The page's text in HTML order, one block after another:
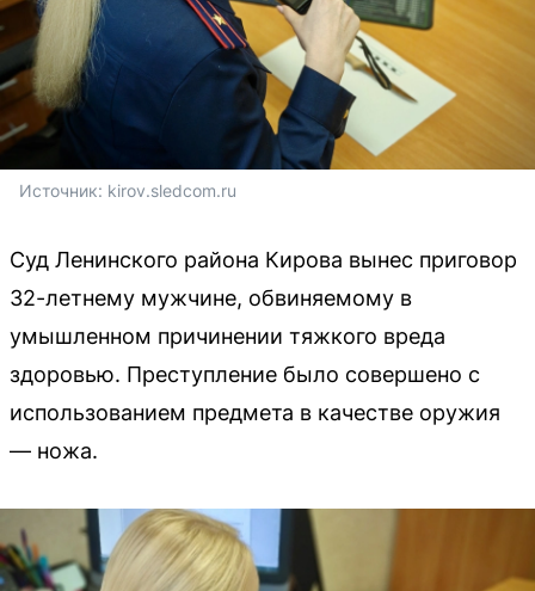
Источник: kirov.sledcom.ru
Суд Ленинского района Кирова вынес приговор
32-летнему мужчине, обвиняемому в
умышленном причинении тяжкого вреда
здоровью. Преступление было совершено с
использованием предмета в качестве оружия
— ножа.